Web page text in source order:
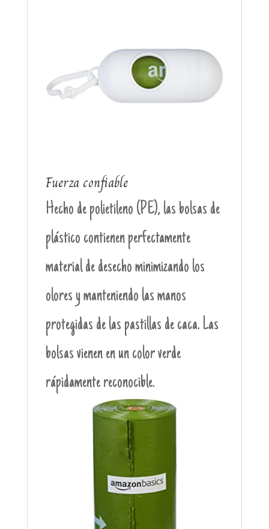
Fuerza confiable
Hecho de polietileno (PE), las bolsas de
plástico contienen perfectamente
material de desecho minimizando los
olores y manteniendo las manos
protegidas de las pastillas de caca. Las
bolsas vienen en un color verde
rápidamente reconocible.